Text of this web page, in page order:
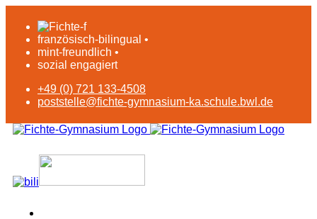
französisch-bilingual •
mint-freundlich •
sozial engagiert
+49 (0) 721 133-4508
poststelle@fichte-gymnasium-ka.schule.bwl.de